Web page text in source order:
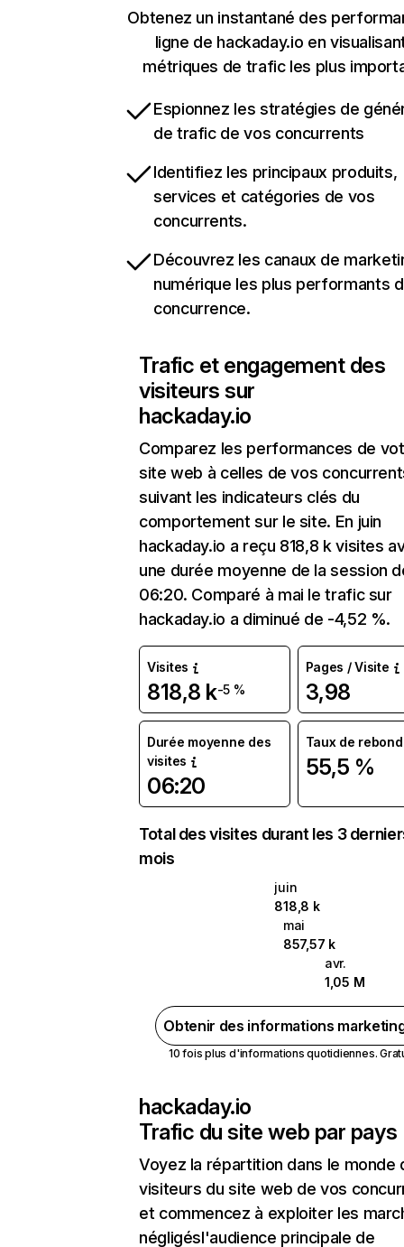
Obtenez un instantané des
ligne de hackaday.io en
métriques de trafic les plus
Espionnez les stratégies de
de trafic de vos concurrents
Identifiez les principaux produits,
services et catégories de vos
concurrents.
Découvrez les canaux de
numérique les plus performants
concurrence.
Trafic et engagement des
visiteurs sur
hackaday.io
Comparez les performances de
site web à celles de vos
suivant les indicateurs clés du
comportement sur le site. En juin
hackaday.io a reçu 818,8 k visites
une durée moyenne de la session
06:20. Comparé à mai le trafic sur
hackaday.io a diminué de -4,52 %.
Visites
818,8 k-5 %
Pages / Visite
3,98
Durée moyenne des
visites
06:20
Taux de rebond
55,5 %
Total des visites durant les 3
mois
juin
818,8 k
mai
857,57 k
avr.
1,05 M
Obtenir des informations
10 fois plus d'informations quotidiennes.
hackaday.io
Trafic du site web par pays
Voyez la répartition dans le monde
visiteurs du site web de vos
et commencez à exploiter les
négligésl'audience principale de